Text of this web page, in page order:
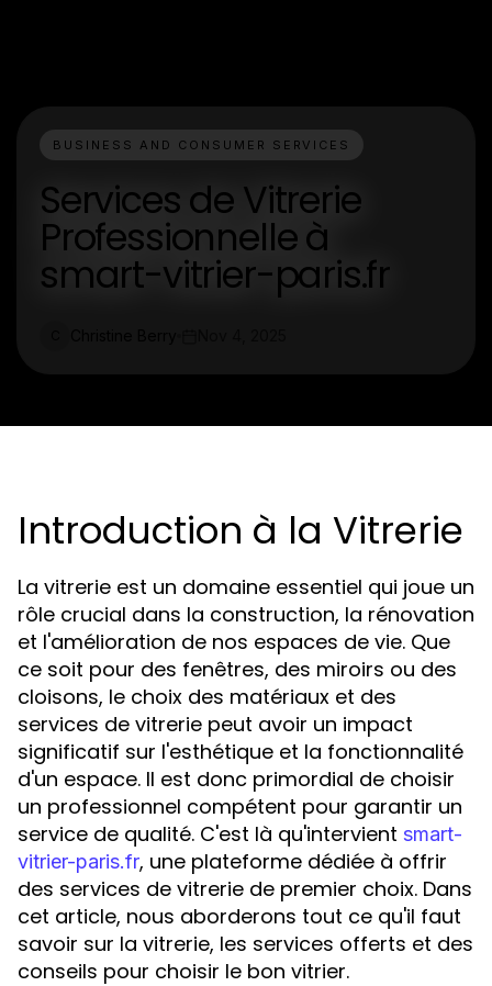
BUSINESS AND CONSUMER SERVICES
Services de Vitrerie
Professionnelle à
smart-vitrier-paris.fr
Introduction à la Vitrerie
La vitrerie est un domaine essentiel qui joue un
rôle crucial dans la construction, la rénovation
et l'amélioration de nos espaces de vie. Que
ce soit pour des fenêtres, des miroirs ou des
cloisons, le choix des matériaux et des
services de vitrerie peut avoir un impact
significatif sur l'esthétique et la fonctionnalité
d'un espace. Il est donc primordial de choisir
un professionnel compétent pour garantir un
service de qualité. C'est là qu'intervient smart-
vitrier-paris.fr, une plateforme dédiée à offrir
des services de vitrerie de premier choix. Dans
cet article, nous aborderons tout ce qu'il faut
savoir sur la vitrerie, les services offerts et des
conseils pour choisir le bon vitrier.